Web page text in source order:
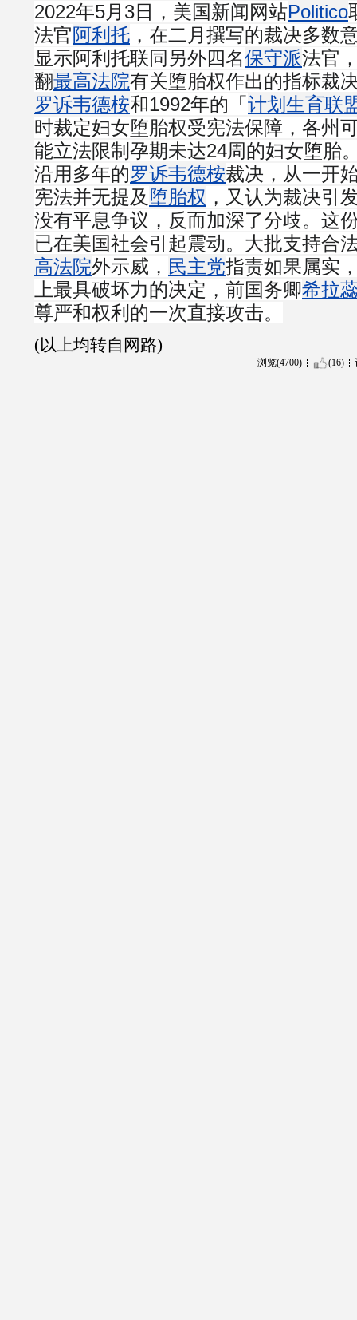
2022年5月3日，美国新闻网站Politico
法官阿利托 ，在二月撰写的裁决多数
显示阿利托联同另外四名保守派法官
翻最高法院有关堕胎权作出的指标裁
罗诉韦德桉和1992年的「 计划生育联
时裁定妇女堕胎权受宪法保障，各州
能立法限制孕期未达24周的妇女堕胎
沿用多年的罗诉韦德桉裁决，从一开
宪法并无提及 堕胎权 ，又认为裁决引
没有平息争议，反而加深了分歧。这
已在美国社会引起震动。大批支持合
高法院外示威， 民主党指责如果属实
上最具破坏力的决定，前国务卿希拉
尊严和权利的一次直接攻击。
(以上均转自网路)
浏览(4700) (16)